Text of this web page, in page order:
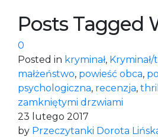
Posts Tagged
0
Posted in kryminał,
małżeństwo, powieść obca,
psychologiczna, recenzja,
zamkniętymi drzwiami
23 lutego 2017
by Przeczytanki Dorota